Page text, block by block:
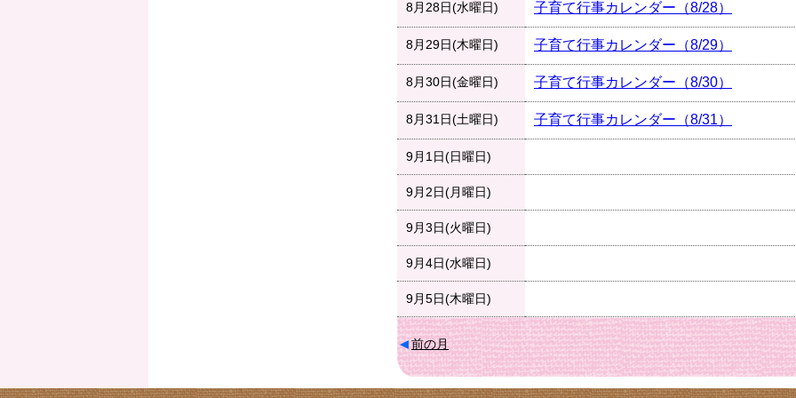
8月28日(水曜日) 子育て行事カレンダー（8/28）
8月29日(木曜日) 子育て行事カレンダー（8/29）
8月30日(金曜日) 子育て行事カレンダー（8/30）
8月31日(土曜日) 子育て行事カレンダー（8/31）
9月1日(日曜日)
9月2日(月曜日)
9月3日(火曜日)
9月4日(水曜日)
9月5日(木曜日)
前の月